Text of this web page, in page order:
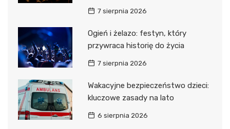
7 sierpnia 2026
Ogień i żelazo: festyn, który
przywraca historię do życia
7 sierpnia 2026
Wakacyjne bezpieczeństwo dzieci:
kluczowe zasady na lato
6 sierpnia 2026